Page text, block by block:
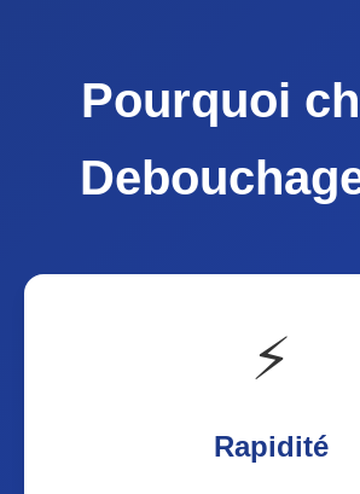
Pourquoi
⚡
Rapidité